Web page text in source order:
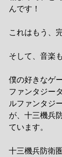
んです！
これはもう、
そして、音楽
僕の好きなゲ
ファンタジー
ルファンタジ
が、十三機兵
ています。
十三機兵防衛